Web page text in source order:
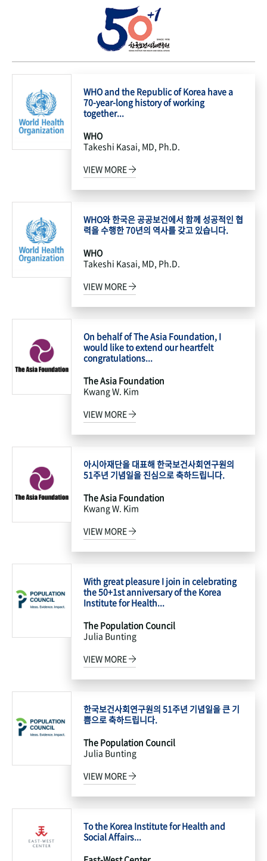
WHO and the Republic of Korea have a
70-year-long history of working
together...
WHO
Takeshi Kasai, MD, Ph.D.
VIEW MORE
WHO와 한국은 공공보건에서 함께 성공적인 협
력을 수행한 70년의 역사를 갖고 있습니다.
WHO
Takeshi Kasai, MD, Ph.D.
VIEW MORE
On behalf of The Asia Foundation, I
would like to extend our heartfelt
congratulations...
The Asia Foundation
Kwang W. Kim
VIEW MORE
아시아재단을 대표해 한국보건사회연구원의
51주년 기념일을 진심으로 축하드립니다.
The Asia Foundation
Kwang W. Kim
VIEW MORE
With great pleasure I join in celebrating
the 50+1st anniversary of the Korea
Institute for Health...
The Population Council
Julia Bunting
VIEW MORE
한국보건사회연구원의 51주년 기념일을 큰 기
쁨으로 축하드립니다.
The Population Council
Julia Bunting
VIEW MORE
To the Korea Institute for Health and
Social Affairs...